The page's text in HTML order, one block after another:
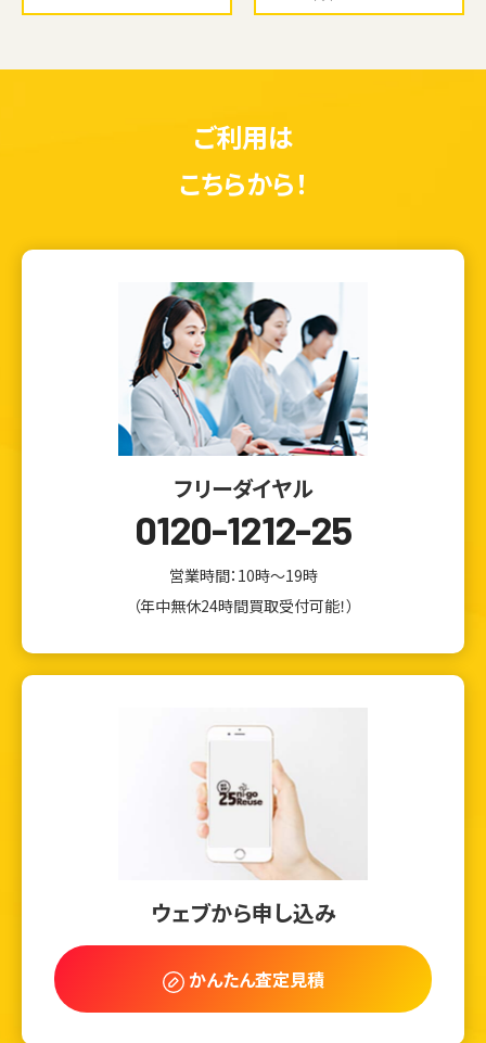
ご利用は
こちらから！
フリーダイヤル
0120-1212-25
営業時間：10時～19時
（年中無休24時間買取受付可能！）
ウェブから申し込み
かんたん査定見積